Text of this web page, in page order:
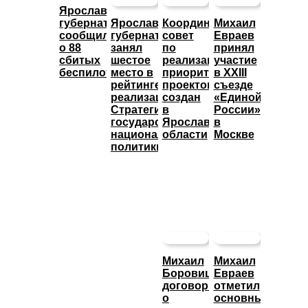
Ярославский
губернатор
сообщил
о 88
сбитых
беспилотниках
Ярославский
губернатор
занял
шестое
место в
рейтинге
реализации
Стратегии
государственной
национальной
политики
Координационный
совет
по
реализации
приоритетных
проектов
создан
в
Ярославской
области
Михаил
Евраев
принял
участие
в XXIII
съезде
«Единой
России»
в
Москве
Михаил
Боровицкий
договорился
о
Михаил
Евраев
отметил
основные